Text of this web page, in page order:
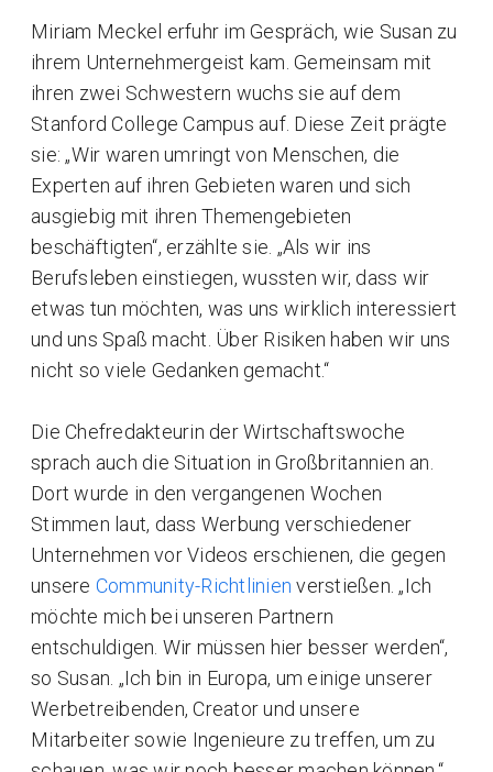
Miriam Meckel erfuhr im Gespräch, wie Susan zu
ihrem Unternehmergeist kam. Gemeinsam mit
ihren zwei Schwestern wuchs sie auf dem
Stanford College Campus auf. Diese Zeit prägte
sie: „Wir waren umringt von Menschen, die
Experten auf ihren Gebieten waren und sich
ausgiebig mit ihren Themengebieten
beschäftigten“, erzählte sie. „Als wir ins
Berufsleben einstiegen, wussten wir, dass wir
etwas tun möchten, was uns wirklich interessiert
und uns Spaß macht. Über Risiken haben wir uns
nicht so viele Gedanken gemacht.“
Die Chefredakteurin der Wirtschaftswoche
sprach auch die Situation in Großbritannien an.
Dort wurde in den vergangenen Wochen
Stimmen laut, dass Werbung verschiedener
Unternehmen vor Videos erschienen, die gegen
unsere Community-Richtlinien verstießen. „Ich
möchte mich bei unseren Partnern
entschuldigen. Wir müssen hier besser werden“,
so Susan. „Ich bin in Europa, um einige unserer
Werbetreibenden, Creator und unsere
Mitarbeiter sowie Ingenieure zu treffen, um zu